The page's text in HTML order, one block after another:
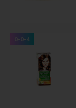
0-0-4